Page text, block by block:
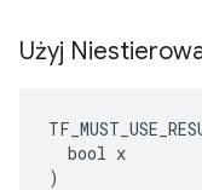
Użyj
  bool x
)